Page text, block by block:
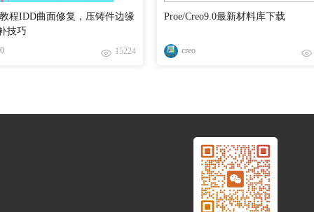
程IDD曲面修复，压铸件边缘
技巧
15224
Proe/Creo9.0最新材料库下载
creo